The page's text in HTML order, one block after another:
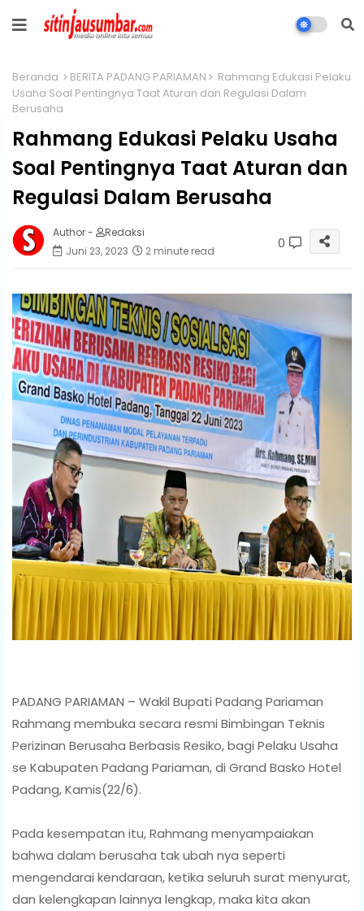
Beranda BERITA PADANG PARIAMAN
Rahmang Edukasi Pelaku
Usaha Soal Pentingnya Taat Aturan dan Regulasi Dalam
Berusaha
Rahmang Edukasi Pelaku Usaha
Soal Pentingnya Taat Aturan dan
Regulasi Dalam Berusaha
Author -
Redaksi
Juni 23, 2023
2 minute read 0
PADANG PARIAMAN – Wakil Bupati Padang Pariaman
Rahmang membuka secara resmi Bimbingan Teknis
Perizinan Berusaha Berbasis Resiko, bagi Pelaku Usaha
se Kabupaten Padang Pariaman, di Grand Basko Hotel
Padang, Kamis(22/6).
Pada kesempatan itu, Rahmang menyampaiakan
bahwa dalam berusaha tak ubah nya seperti
mengendarai kendaraan, ketika seluruh surat menyurat,
dan kelengkapan lainnya lengkap, maka kita akan